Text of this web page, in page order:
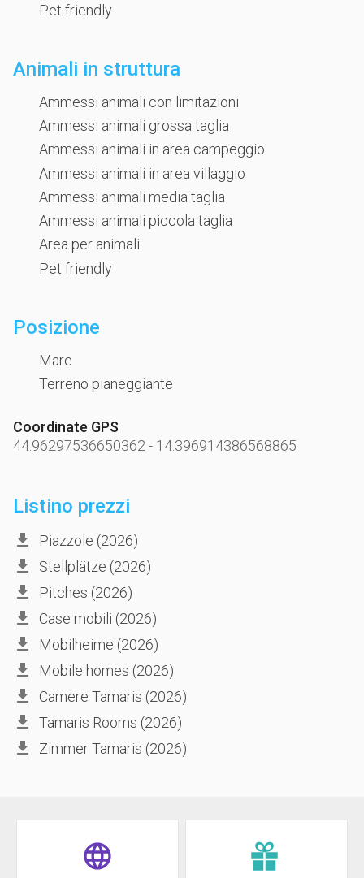
Pet friendly
Animali in struttura
Ammessi animali con limitazioni
Ammessi animali grossa taglia
Ammessi animali in area campeggio
Ammessi animali in area villaggio
Ammessi animali media taglia
Ammessi animali piccola taglia
Area per animali
Pet friendly
Posizione
Mare
Terreno pianeggiante
Coordinate GPS
44.96297536650362- 14.396914386568865
Listino prezzi
Piazzole (2026)
Stellplätze (2026)
Pitches (2026)
Case mobili (2026)
Mobilheime (2026)
Mobile homes (2026)
Camere Tamaris (2026)
Tamaris Rooms (2026)
Zimmer Tamaris (2026)